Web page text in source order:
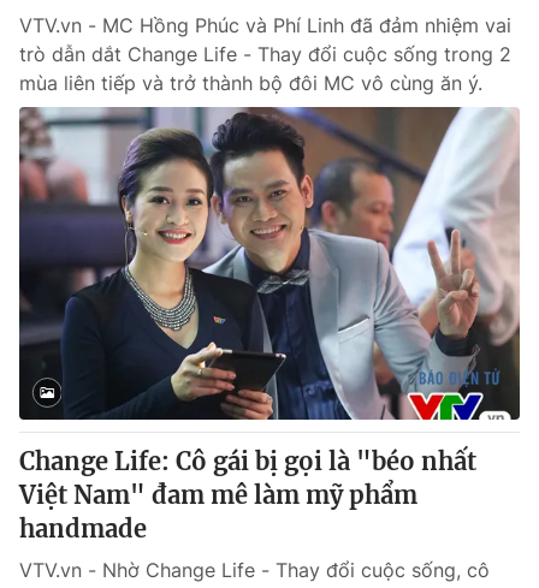
VTV.vn - MC Hồng Phúc và Phí Linh đã đảm nhiệm vai
trò dẫn dắt Change Life - Thay đổi cuộc sống trong 2
mùa liên tiếp và trở thành bộ đôi MC vô cùng ăn ý.
Change Life: Cô gái bị gọi là "béo nhất
Việt Nam" đam mê làm mỹ phẩm
handmade
VTV.vn - Nhờ Change Life - Thay đổi cuộc sống, cô